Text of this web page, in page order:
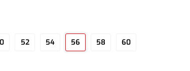
52 54 56 58 60